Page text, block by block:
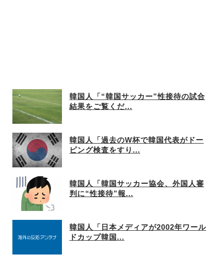
韓国人「“韓国サッカー”性接待の試合
結果をご覧くだ...
韓国人「過去のW杯で韓国代表がドー
ピング検査をすり...
韓国人「韓国サッカー協会、外国人審
判に“性接待”報...
韓国人「日本メディアが2002年ワール
ドカップ韓国...